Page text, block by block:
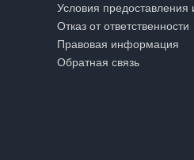
Условия
Отказ от ответственности
Правовая информация
Обратная связь